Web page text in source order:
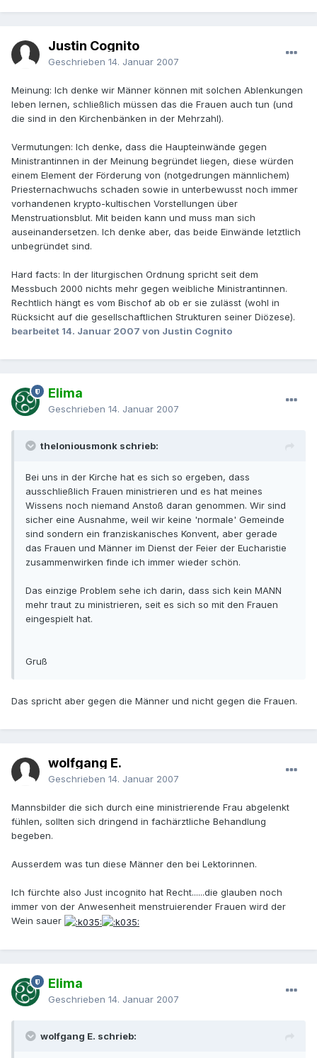
Justin Cognito
Geschrieben 14. Januar 2007
Meinung: Ich denke wir Männer können mit solchen Ablenkungen
leben lernen, schließlich müssen das die Frauen auch tun (und
die sind in den Kirchenbänken in der Mehrzahl).
Vermutungen: Ich denke, dass die Haupteinwände gegen
Ministrantinnen in der Meinung begründet liegen, diese würden
einem Element der Förderung von (notgedrungen männlichem)
Priesternachwuchs schaden sowie in unterbewusst noch immer
vorhandenen krypto-kultischen Vorstellungen über
Menstruationsblut. Mit beiden kann und muss man sich
auseinandersetzen. Ich denke aber, das beide Einwände letztlich
unbegründet sind.
Hard facts: In der liturgischen Ordnung spricht seit dem
Messbuch 2000 nichts mehr gegen weibliche Ministrantinnen.
Rechtlich hängt es vom Bischof ab ob er sie zulässt (wohl in
Rücksicht auf die gesellschaftlichen Strukturen seiner Diözese).
bearbeitet 14. Januar 2007 von Justin Cognito
Elima
Geschrieben 14. Januar 2007
theloniousmonk schrieb:
Bei uns in der Kirche hat es sich so ergeben, dass
ausschließlich Frauen ministrieren und es hat meines
Wissens noch niemand Anstoß daran genommen. Wir sind
sicher eine Ausnahme, weil wir keine 'normale' Gemeinde
sind sondern ein franziskanisches Konvent, aber gerade
das Frauen und Männer im Dienst der Feier der Eucharistie
zusammenwirken finde ich immer wieder schön.
Das einzige Problem sehe ich darin, dass sich kein MANN
mehr traut zu ministrieren, seit es sich so mit den Frauen
eingespielt hat.
Gruß
Das spricht aber gegen die Männer und nicht gegen die Frauen.
wolfgang E.
Geschrieben 14. Januar 2007
Mannsbilder die sich durch eine ministrierende Frau abgelenkt
fühlen, sollten sich dringend in fachärztliche Behandlung
begeben.
Ausserdem was tun diese Männer den bei Lektorinnen.
Ich fürchte also Just incognito hat Recht......die glauben noch
immer von der Anwesenheit menstruierender Frauen wird der
Wein sauer
Elima
Geschrieben 14. Januar 2007
wolfgang E. schrieb: